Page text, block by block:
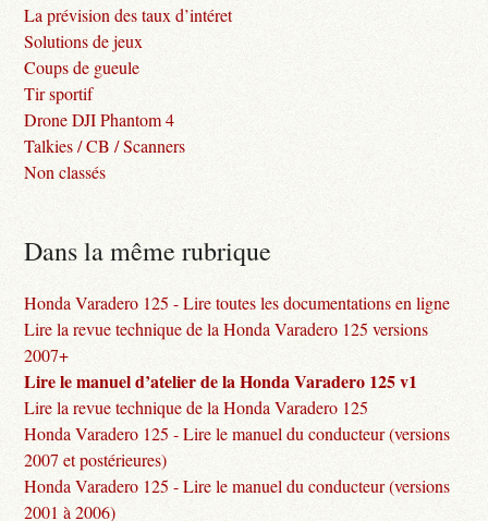
La prévision des taux d’intéret
Solutions de jeux
Coups de gueule
Tir sportif
Drone DJI Phantom 4
Talkies / CB / Scanners
Non classés
Dans la même rubrique
Honda Varadero 125 - Lire toutes les documentations en ligne
Lire la revue technique de la Honda Varadero 125 versions
2007+
Lire le manuel d’atelier de la Honda Varadero 125 v1
Lire la revue technique de la Honda Varadero 125
Honda Varadero 125 - Lire le manuel du conducteur (versions
2007 et postérieures)
Honda Varadero 125 - Lire le manuel du conducteur (versions
2001 à 2006)